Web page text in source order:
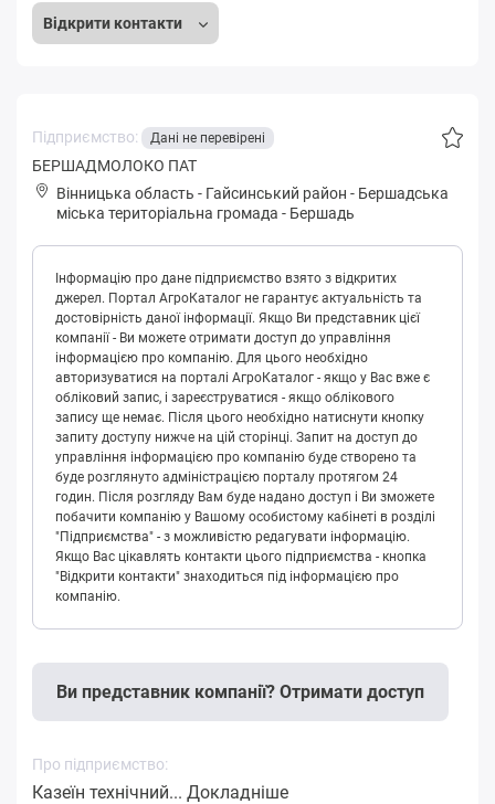
Відкрити контакти
Підприємство: Дані не перевірені
БЕРШАДМОЛОКО ПАТ
Вінницька область - Гайсинський район - Бepшaдськa
міська територіальна громада - Бершадь
Інформацію про дане підприємство взято з відкритих
джерел. Портал АгроКаталог не гарантує актуальність та
достовірність даної інформації. Якщо Ви представник цієї
компанії - Ви можете отримати доступ до управління
інформацією про компанію. Для цього необхідно
авторизуватися на порталі АгроКаталог - якщо у Вас вже є
обліковий запис, і зареєструватися - якщо облікового
запису ще немає. Після цього необхідно натиснути кнопку
запиту доступу нижче на цій сторінці. Запит на доступ до
управління інформацією про компанію буде створено та
буде розглянуто адміністрацією порталу протягом 24
годин. Після розгляду Вам буде надано доступ і Ви зможете
побачити компанію у Вашому особистому кабінеті в розділі
"Підприємства" - з можливістю редагувати інформацію.
Якщо Вас цікавлять контакти цього підприємства - кнопка
"Відкрити контакти" знаходиться під інформацією про
компанію.
Ви представник компанії? Отримати доступ
Про підприємство:
Казеїн технічний... Докладніше